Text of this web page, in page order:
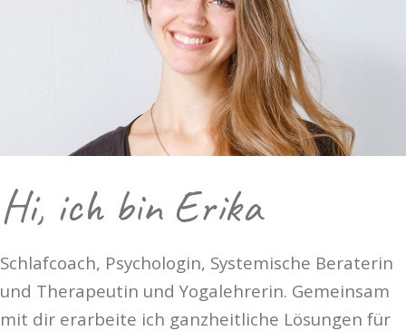
Hi, ich bin Erika
Schlafcoach, Psychologin, Systemische Beraterin
und Therapeutin und Yogalehrerin. Gemeinsam
mit dir erarbeite ich ganzheitliche Lösungen für